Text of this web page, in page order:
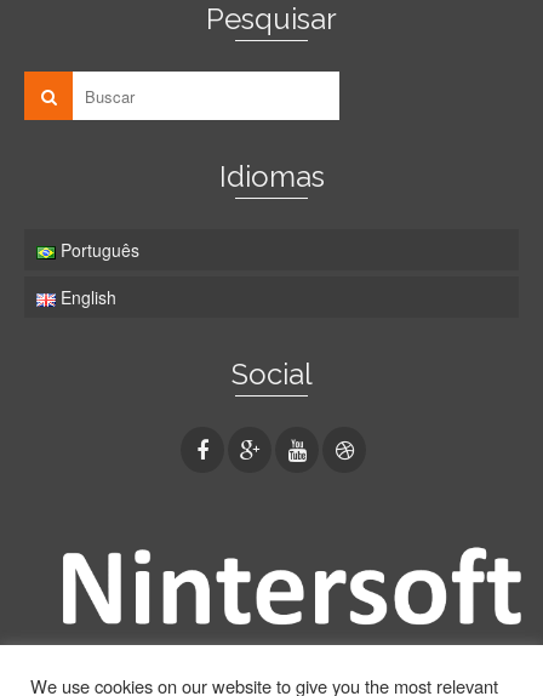
Pesquisar
Idiomas
Português
English
Social
We use cookies on our website to give you the most relevant